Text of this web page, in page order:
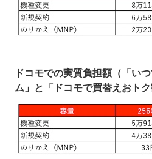
ドコモでの実質負担額（「い
ム」と「ドコモで買替えおトク